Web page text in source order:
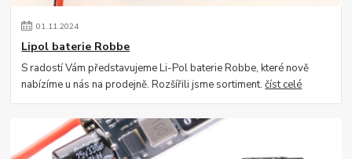
01.11.2024
Lipol baterie Robbe
S radostí Vám představujeme Li-Pol baterie Robbe, které nově
nabízíme u nás na prodejně. Rozšířili jsme sortiment.číst celé